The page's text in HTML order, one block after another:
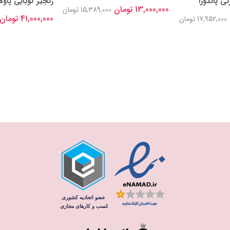
17,952,000 تومان
13,000,000 تومان 15,389,000 تومان
41,000,000 تومان